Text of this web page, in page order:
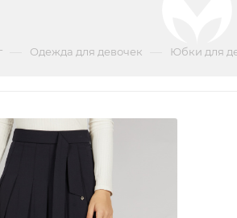
Одежда для девочек Юбки для